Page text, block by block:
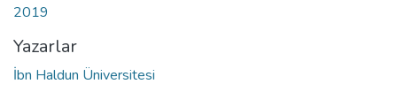
2019
Yazarlar
İbn Haldun Üniversitesi